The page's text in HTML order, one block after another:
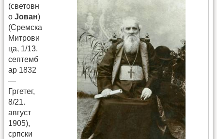
(световн
о Јован)
(Сремска
Митрови
ца, 1/13.
септемб
ар 1832
—
Гргетег,
8/21.
август
1905),
српски